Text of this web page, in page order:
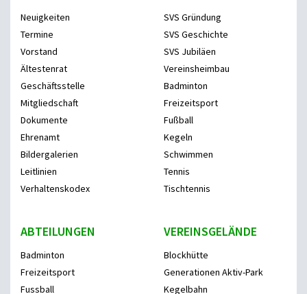
Neuigkeiten
Termine
Vorstand
Ältestenrat
Geschäftsstelle
Mitgliedschaft
Dokumente
Ehrenamt
Bildergalerien
Leitlinien
Verhaltenskodex
SVS Gründung
SVS Geschichte
SVS Jubiläen
Vereinsheimbau
Badminton
Freizeitsport
Fußball
Kegeln
Schwimmen
Tennis
Tischtennis
ABTEILUNGEN
Badminton
Freizeitsport
Fussball
VEREINSGELÄNDE
Blockhütte
Generationen Aktiv-Park
Kegelbahn